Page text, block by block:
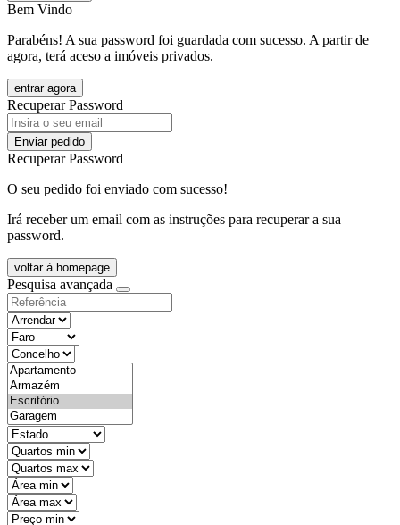
Bem Vindo
Parabéns! A sua password foi guardada com sucesso. A partir de
agora, terá aceso a imóveis privados.
entrar agora
Recuperar Password
Enviar pedido
Recuperar Password
O seu pedido foi enviado com sucesso!
Irá receber um email com as instruções para recuperar a sua
password.
voltar à homepage
Pesquisa avançada
objective
districtId
countyId
types
state
mintypo
maxtypo
minarea
maxarea
minprice